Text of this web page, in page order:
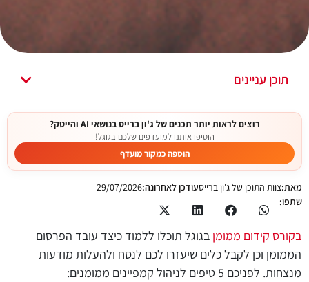
תוכן עניינים
רוצים לראות יותר תכנים של ג'ון ברייס בנושאי AI והייטק?
הוסיפו אותנו למועדפים שלכם בגוגל!
הוספה כמקור מועדף
מאת:צוות התוכן של ג'ון ברייסעודכן לאחרונה:29/07/2026
שתפו:
בקורס קידום ממומן בגוגל תוכלו ללמוד כיצד עובד הפרסום
הממומן וכן לקבל כלים שיעזרו לכם לנסח ולהעלות מודעות
מנצחות. לפניכם 5 טיפים לניהול קמפיינים ממומנים: